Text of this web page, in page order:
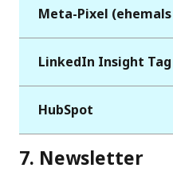
Meta-Pixel
LinkedIn Insight Tag
HubSpot
7. Newsletter